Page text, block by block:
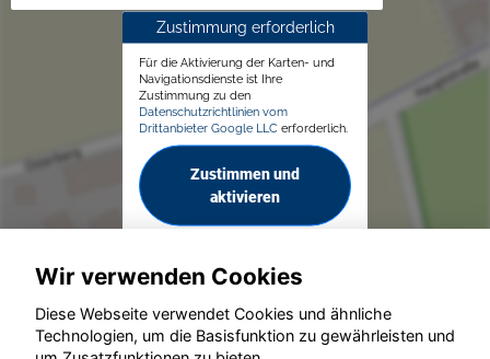
Zustimmung erforderlich
Für die Aktivierung der Karten- und
Navigationsdienste ist Ihre
Zustimmung zu den
Datenschutzrichtlinien vom
Drittanbieter Google LLC erforderlich.
Zustimmen und
aktivieren
Wir verwenden Cookies
Diese Webseite verwendet Cookies und ähnliche
Technologien, um die Basisfunktion zu gewährleisten und